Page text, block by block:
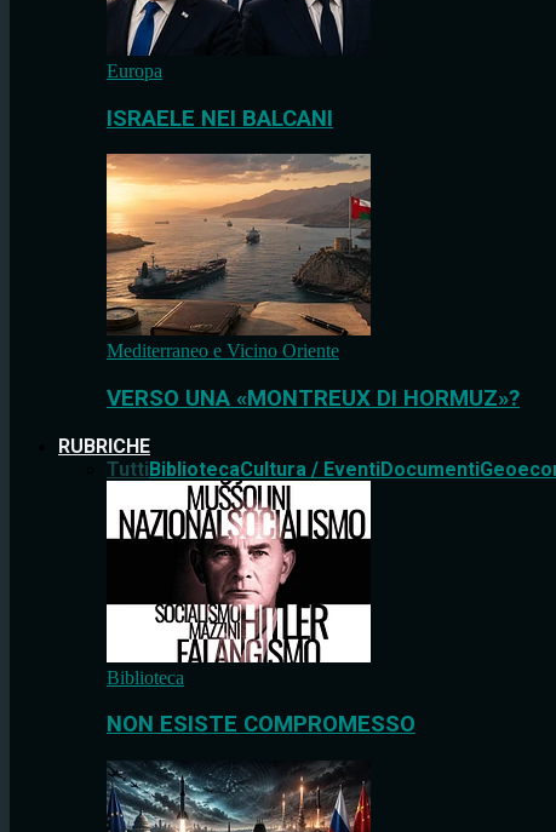
Europa
ISRAELE NEI BALCANI
Mediterraneo e Vicino Oriente
VERSO UNA «MONTREUX DI HORMUZ»?
RUBRICHE
TuttiBibliotecaCultura / EventiDocumenti
Biblioteca
NON ESISTE COMPROMESSO